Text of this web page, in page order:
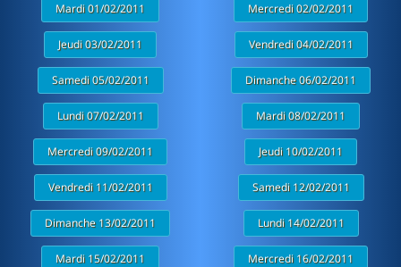
Mardi 01/02/2011 Mercredi 02/02/2011
Jeudi 03/02/2011 Vendredi 04/02/2011
Samedi 05/02/2011 Dimanche 06/02/2011
Lundi 07/02/2011 Mardi 08/02/2011
Mercredi 09/02/2011 Jeudi 10/02/2011
Vendredi 11/02/2011 Samedi 12/02/2011
Dimanche 13/02/2011 Lundi 14/02/2011
Mardi 15/02/2011 Mercredi 16/02/2011